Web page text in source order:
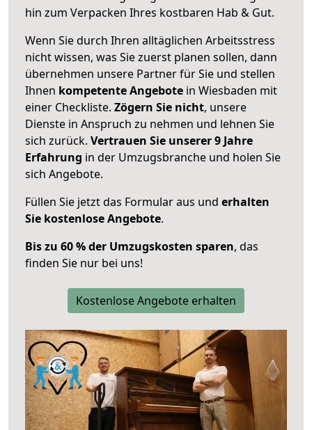
hin zum Verpacken Ihres kostbaren Hab & Gut.
Wenn Sie durch Ihren alltäglichen Arbeitsstress
nicht wissen, was Sie zuerst planen sollen, dann
übernehmen unsere Partner für Sie und stellen
Ihnen kompetente Angebote in Wiesbaden mit
einer Checkliste. Zögern Sie nicht, unsere
Dienste in Anspruch zu nehmen und lehnen Sie
sich zurück. Vertrauen Sie unserer 9 Jahre
Erfahrung in der Umzugsbranche und holen Sie
sich Angebote.
Füllen Sie jetzt das Formular aus und erhalten
Sie kostenlose Angebote.
Bis zu 60 % der Umzugskosten sparen, das
finden Sie nur bei uns!
Kostenlose Angebote erhalten